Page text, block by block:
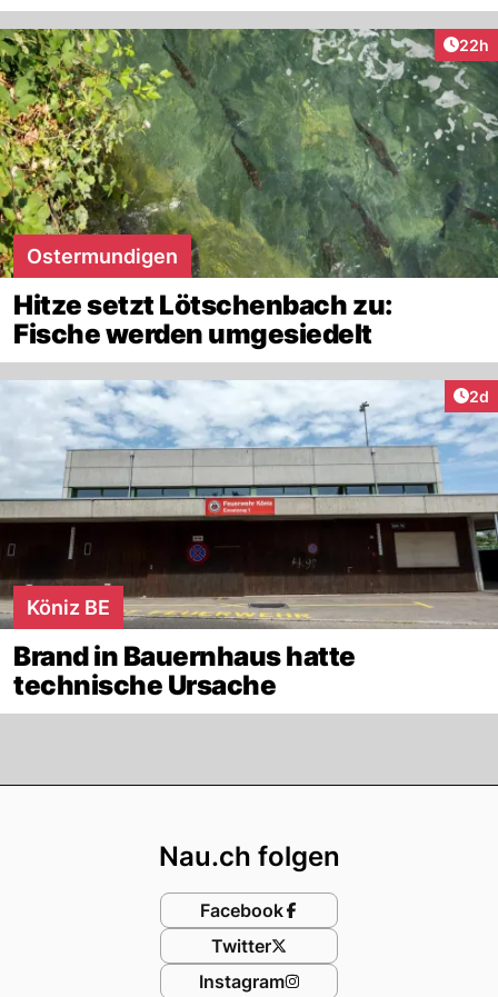
22h
Ostermundigen
Hitze setzt Lötschenbach zu:
Fische werden umgesiedelt
2d
Köniz BE
Brand in Bauernhaus hatte
technische Ursache
Nau.ch folgen
Facebook
Twitter
Instagram